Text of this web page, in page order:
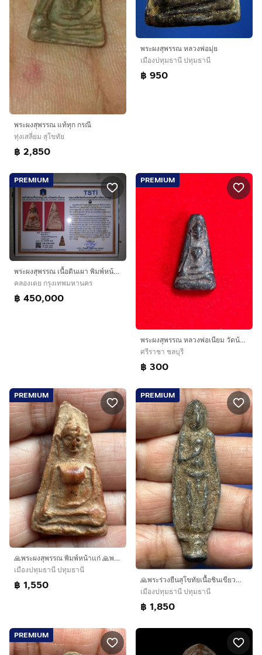
พระผงสุพรรณ แท้ทุก กรณี
ทุ่งเสลี่ยม สุโขทัย
฿ 2,850
พระผงสุพรรณ หลวงพ่อมุ่ย
เมืองปทุมธานี ปทุมธานี
฿ 950
PREMIUM
พระผงสุพรรณ เนื้อดินเผา พิมพ์หน้าแก่ กรุวัดมหาธาตุ สุพรรณบุรี รุ่นแรก หลังลายนิ้วมือ ผิวมัน แห้งเหี่ยว องค์นี้เป็นพระหนา ผิวมัน เงา เดิมๆ เก
คลองเตย กรุงเทพมหานคร
฿ 450,000
PREMIUM
พระผงสุพรรณ หลวงพ่อเนียม วัดน้อย พิจารณาตามชอบครับ
ศรีราชา ชลบุรี
฿ 300
PREMIUM
🙏พระผงสุพรรณ พิมพ์หน้าแก่ 🙏พระขุนแผนพิมพ์ห้าเหลี่ยม องค์ละ1550
เมืองปทุมธานี ปทุมธานี
฿ 1,550
PREMIUM
🙏พระร่วงยืนสุโขทัยเนื้อชินเขียว🙏พระผงสุพรรณ พิมพ์หน้าแก่ องค์ละ1850
เมืองปทุมธานี ปทุมธานี
฿ 1,850
PREMIUM